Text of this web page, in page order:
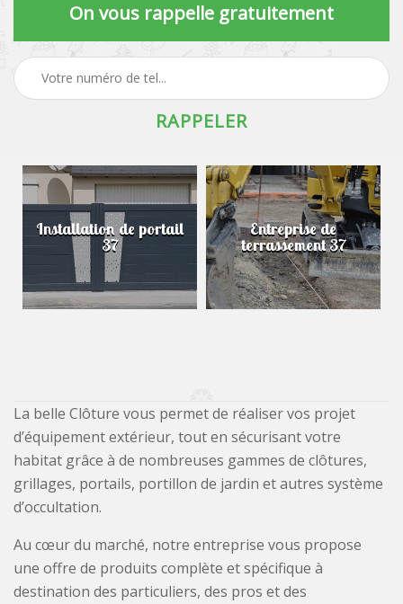
On vous rappelle gratuitement
Installation de portail
37
Entreprise de
terrassement 37
La belle Clôture vous permet de réaliser vos projet
d’équipement extérieur, tout en sécurisant votre
habitat grâce à de nombreuses gammes de clôtures,
grillages, portails, portillon de jardin et autres système
d’occultation.
Au cœur du marché, notre entreprise vous propose
une offre de produits complète et spécifique à
destination des particuliers, des pros et des